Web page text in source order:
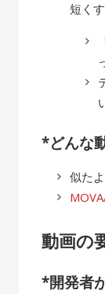
短く
*どんな
似た
動画の
*開発者